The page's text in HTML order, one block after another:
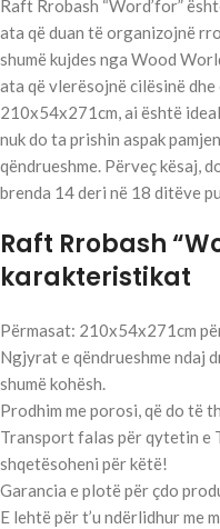
Raft Rrobash “Word’for”
ata që duan të organizojnë
shumë kujdes nga Wood
ata që vlerësojnë cilësinë
210x54x271cm, ai është
nuk do ta prishin aspak
qëndrueshme. Përveç kësaj,
brenda 14 deri në 18 ditëve
Raft Rrobash
karakteristikat
Përmasat: 210x54x271cm
Ngjyrat e qëndrueshme ndaj
shumë kohësh.
Prodhim me porosi, që do të
Transport falas për qytetin e
shqetësoheni për këtë!
Garancia e plotë për çdo
E lehtë për t’u ndërlidhur me